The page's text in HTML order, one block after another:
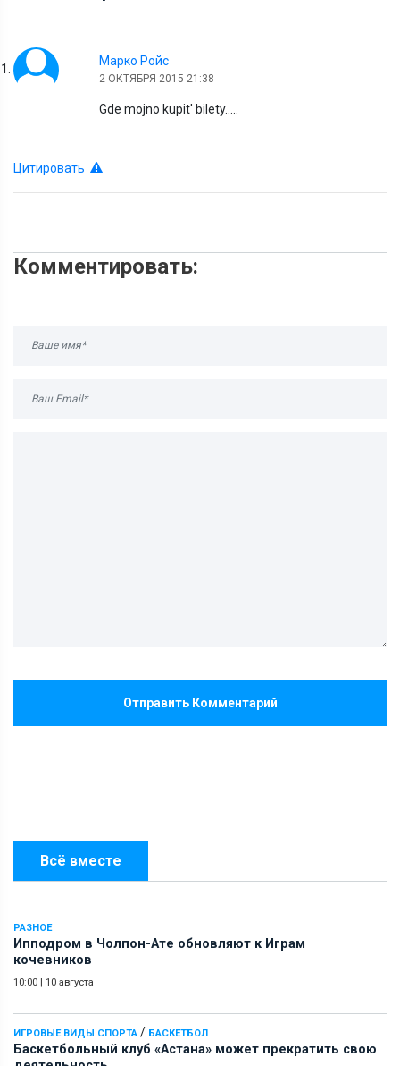
Всё вместе
РАЗНОЕ
Ипподром в Чолпон-Ате обновляют к Играм
кочевников
10:00 | 10 августа
ИГРОВЫЕ ВИДЫ СПОРТА / БАСКЕТБОЛ
Баскетбольный клуб «Астана» может прекратить свою
Марко Ройс
2 ОКТЯБРЯ 2015 21:38
Gde mojno kupit' bilety.....
Цитировать
Комментировать:
Отправить Комментарий